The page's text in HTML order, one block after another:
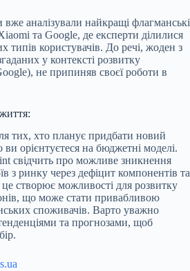
аналізували найкращі флагманські
та Google, де експерти ділилися
типів користувачів. До речі, жоден з
у контексті розвитку
не припиняв своєї роботи в
тих, хто планує придбати новий
орієнтуєтеся на бюджетні моделі.
свідчить про можливе зникнення
з ринку через дефіцит компонентів та
створює можливості для розвитку
що може стати привабливою
споживачів. Варто уважно
та прогнозами, щоб